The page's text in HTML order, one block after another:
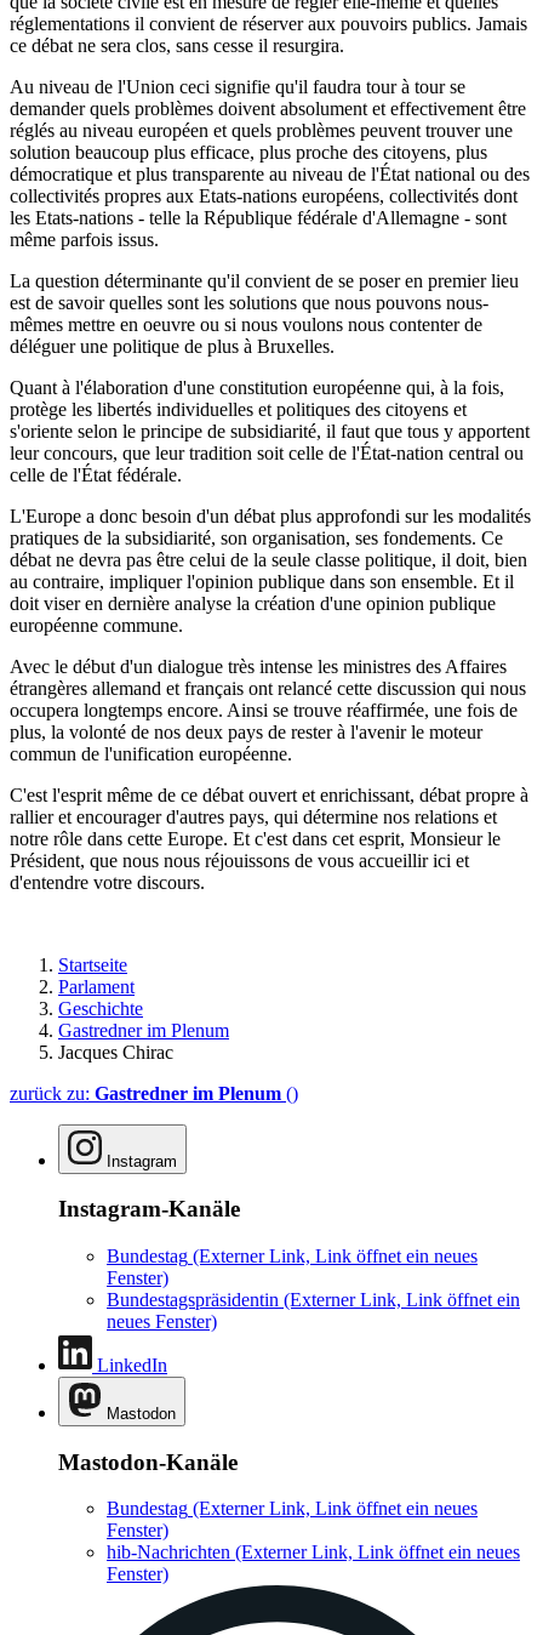
réglementations il convient de réserver aux pouvoirs publics. Jamais
ce débat ne sera clos, sans cesse il resurgira.
Au niveau de l'Union ceci signifie qu'il faudra tour à tour se
demander quels problèmes doivent absolument et effectivement être
réglés au niveau européen et quels problèmes peuvent trouver une
solution beaucoup plus efficace, plus proche des citoyens, plus
démocratique et plus transparente au niveau de l'État national ou des
collectivités propres aux Etats-nations européens, collectivités dont
les Etats-nations - telle la République fédérale d'Allemagne - sont
même parfois issus.
La question déterminante qu'il convient de se poser en premier lieu
est de savoir quelles sont les solutions que nous pouvons nous-
mêmes mettre en oeuvre ou si nous voulons nous contenter de
déléguer une politique de plus à Bruxelles.
Quant à l'élaboration d'une constitution européenne qui, à la fois,
protège les libertés individuelles et politiques des citoyens et
s'oriente selon le principe de subsidiarité, il faut que tous y apportent
leur concours, que leur tradition soit celle de l'État-nation central ou
celle de l'État fédérale.
L'Europe a donc besoin d'un débat plus approfondi sur les modalités
pratiques de la subsidiarité, son organisation, ses fondements. Ce
débat ne devra pas être celui de la seule classe politique, il doit, bien
au contraire, impliquer l'opinion publique dans son ensemble. Et il
doit viser en dernière analyse la création d'une opinion publique
européenne commune.
Avec le début d'un dialogue très intense les ministres des Affaires
étrangères allemand et français ont relancé cette discussion qui nous
occupera longtemps encore. Ainsi se trouve réaffirmée, une fois de
plus, la volonté de nos deux pays de rester à l'avenir le moteur
commun de l'unification européenne.
C'est l'esprit même de ce débat ouvert et enrichissant, débat propre à
rallier et encourager d'autres pays, qui détermine nos relations et
notre rôle dans cette Europe. Et c'est dans cet esprit, Monsieur le
Président, que nous nous réjouissons de vous accueillir ici et
d'entendre votre discours.
Startseite
Parlament
Geschichte
Gastredner im Plenum
Jacques Chirac
zurück zu: Gastredner im Plenum ()
Instagram
Instagram-Kanäle
Bundestag (Externer Link, Link öffnet ein neues
Fenster)
Bundestagspräsidentin (Externer Link, Link öffnet ein
neues Fenster)
LinkedIn
Mastodon
Mastodon-Kanäle
Bundestag (Externer Link, Link öffnet ein neues
Fenster)
hib-Nachrichten (Externer Link, Link öffnet ein neues
Fenster)